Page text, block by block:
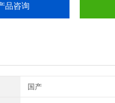
品咨询
国产